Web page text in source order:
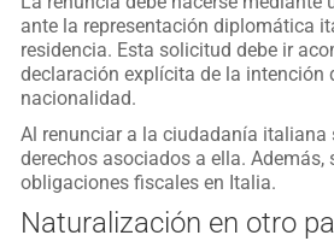
ante la representación diplomática
residencia. Esta solicitud debe ir
declaración explícita de la intención
nacionalidad.
Al renunciar a la ciudadanía italiana
derechos asociados a ella. Además,
obligaciones fiscales en Italia.
Naturalización en otro